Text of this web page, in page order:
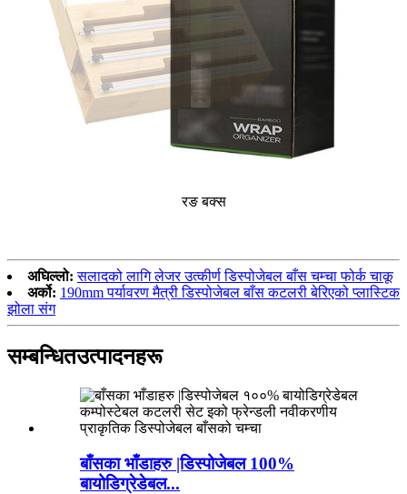
रङ बक्स
अघिल्लो: सलादको लागि लेजर उत्कीर्ण डिस्पोजेबल बाँस चम्चा फोर्क चाकू
अर्को: 190mm पर्यावरण मैत्री डिस्पोजेबल बाँस कटलरी बेरिएको प्लास्टिक
झोला संग
सम्बन्धितउत्पादनहरू
बाँसका भाँडाहरु |डिस्पोजेबल 100%
बायोडिग्रेडेबल...